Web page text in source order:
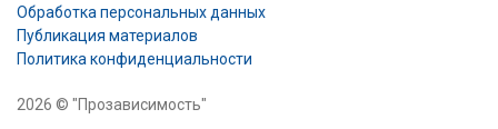
Обработка персональных данных
Публикация материалов
Политика конфиденциальности
2026 © "Прозависимость"